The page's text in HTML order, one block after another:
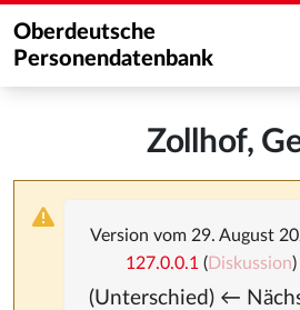
Oberdeutsche
Personendatenbank
Zollhof,
Version vom 29. August
127.0.0.1 (Diskussion)
(Unterschied) ←